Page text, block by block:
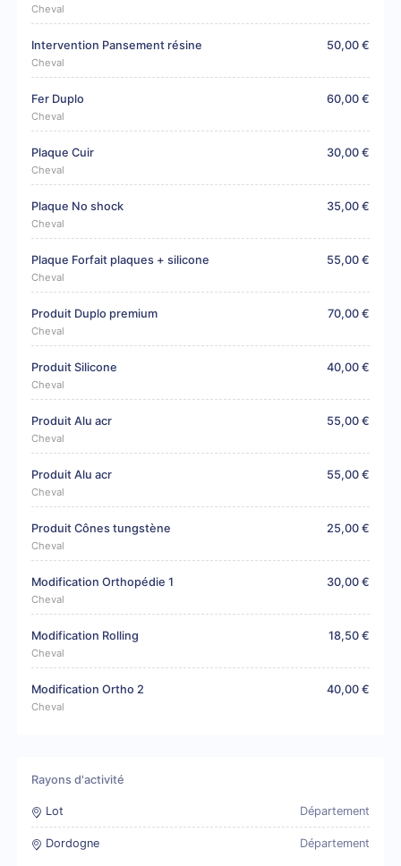
Cheval
Intervention Pansement résine
Cheval
50,00 €
Fer Duplo
Cheval
60,00 €
Plaque Cuir
Cheval
30,00 €
Plaque No shock
Cheval
35,00 €
Plaque Forfait plaques + silicone
Cheval
55,00 €
Produit Duplo premium
Cheval
70,00 €
Produit Silicone
Cheval
40,00 €
Produit Alu acr
Cheval
55,00 €
Produit Alu acr
Cheval
55,00 €
Produit Cônes tungstène
Cheval
25,00 €
Modification Orthopédie 1
Cheval
30,00 €
Modification Rolling
Cheval
18,50 €
Modification Ortho 2
Cheval
40,00 €
Rayons d'activité
Lot Département
Dordogne Département